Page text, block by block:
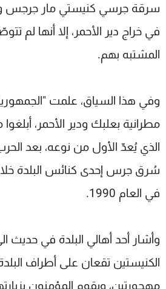
سرقة جرسي كنيستي مار جرجس
في خراج دير الأحمر، إلا أنها لم
المشتبه بهم.
وفي هذا السياق، علمت
مطرانية بعلبك ودير الأحمر، أبلغوا
الذي يُعدّ الأول من نوعه، بعد
سُرق جرس إحدى كنائس البلدة خلال
في العام 1990.
وأشار أحد أهالي البلدة في حديث
الكنيستين تقعان على أطراف
مهجورتين، ويقوم المؤمنون
سياسة